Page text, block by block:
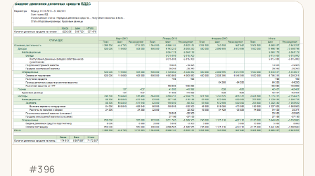
Бюджет движения денежных средств БДДС
Артикул:
#396